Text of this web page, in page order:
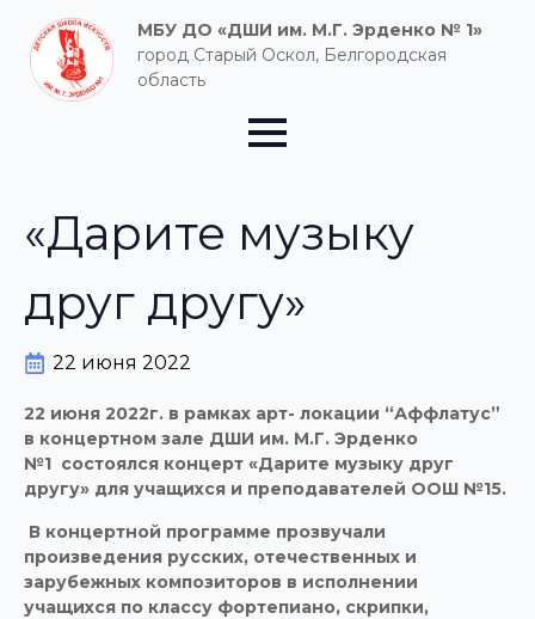
МБУ ДО «ДШИ им. М.Г. Эрденко № 1»
город Старый Оскол, Белгородская
область
«Дарите музыку
друг другу»
22 июня 2022
22 июня 2022г. в рамках арт- локации “Аффлатус”
в концертном зале ДШИ им. М.Г. Эрденко
№1 состоялся концерт «Дарите музыку друг
другу» для учащихся и преподавателей ООШ №15.
В концертной программе прозвучали
произведения русских, отечественных и
зарубежных композиторов в исполнении
учащихся по классу фортепиано, скрипки,